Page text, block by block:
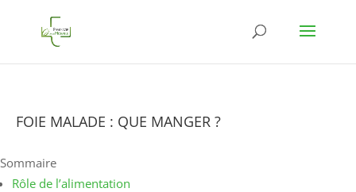
FOIE MALADE : QUE MANGER ?
Sommaire
Rôle de l’alimentation